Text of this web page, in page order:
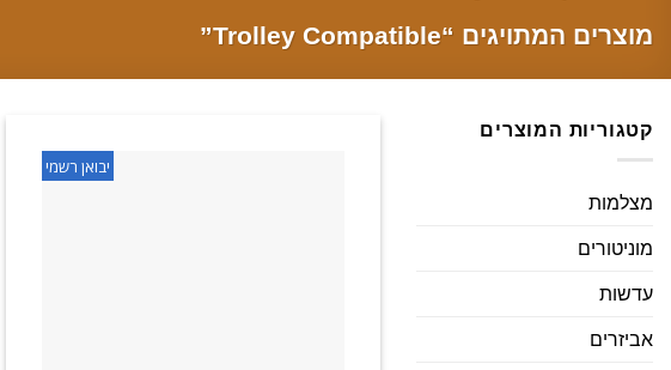
מוצרים המתויגים “Trolley Compatible”
קטגוריות המוצרים
מצלמות
מוניטורים
עדשות
אביזרים
יבואן רשמי